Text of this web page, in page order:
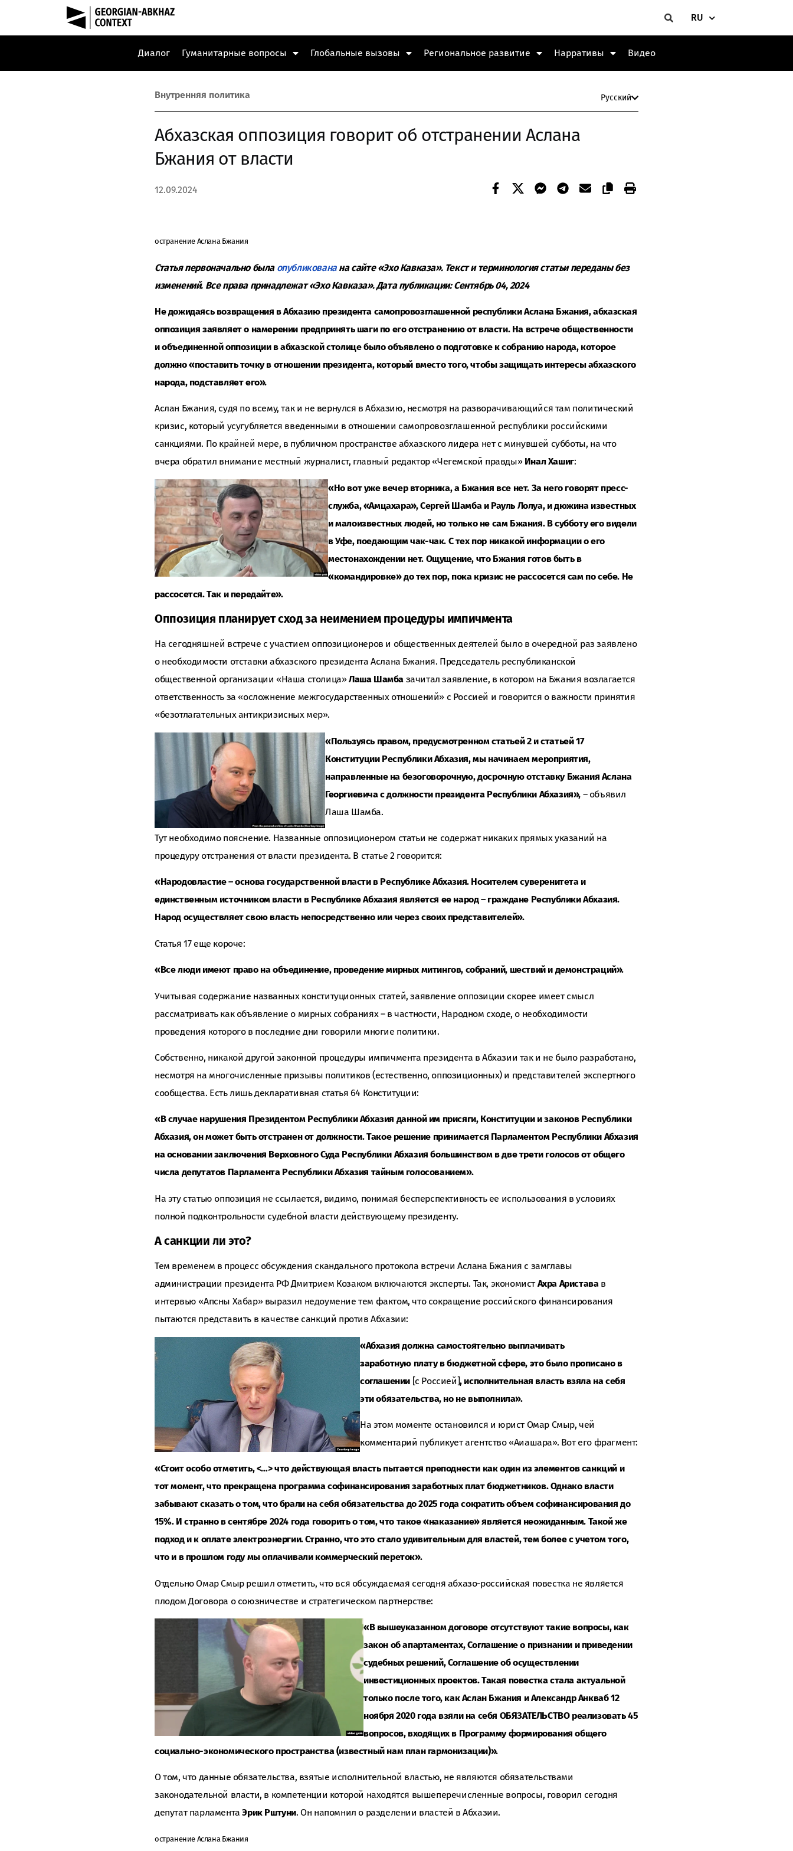
RU
Диалог Гуманитарные вопросы Глобальные вызовы Региональное развитие Нарративы Видео
Внутренняя политика Русский
Абхазская оппозиция говорит об отстранении Аслана
Бжания от власти
12.09.2024
остранение Аслана Бжания
Статья первоначально была опубликованана сайте «Эхо Кавказа». Текст и терминология статьи переданы без
изменений. Все права принадлежат «Эхо Кавказа». Дата публикации: Сентябрь 04, 2024
Не дожидаясь возвращения в Абхазию президента самопровозглашенной республики Аслана Бжания, абхазская
оппозиция заявляет о намерении предпринять шаги по его отстранению от власти. На встрече общественности
и объединенной оппозиции в абхазской столице было объявлено о подготовке к собранию народа, которое
должно «поставить точку в отношении президента, который вместо того, чтобы защищать интересы абхазского
народа, подставляет его».
Аслан Бжания, судя по всему, так и не вернулся в Абхазию, несмотря на разворачивающийся там политический
кризис, который усугубляется введенными в отношении самопровозглашенной республики российскими
санкциями. По крайней мере, в публичном пространстве абхазского лидера нет с минувшей субботы, на что
вчера обратил внимание местный журналист, главный редактор «Чегемской правды» Инал Хашиг:
«Но вот уже вечер вторника, а Бжания все нет. За него говорят пресс-
служба, «Амцахара», Сергей Шамба и Рауль Лолуа, и дюжина известных
и малоизвестных людей, но только не сам Бжания. В субботу его видели
в Уфе, поедающим чак-чак. С тех пор никакой информации о его
местонахождении нет. Ощущение, что Бжания готов быть в
«командировке» до тех пор, пока кризис не рассосется сам по себе. Не
рассосется. Так и передайте».
Оппозиция планирует сход за неимением процедуры импичмента
На сегодняшней встрече с участием оппозиционеров и общественных деятелей было в очередной раз заявлено
о необходимости отставки абхазского президента Аслана Бжания. Председатель республиканской
общественной организации «Наша столица»Лаша Шамба зачитал заявление, в котором на Бжания возлагается
ответственность за «осложнение межгосударственных отношений» с Россией и говорится о важности принятия
«безотлагательных антикризисных мер».
«Пользуясь правом, предусмотренном статьей 2 и статьей 17
Конституции Республики Абхазия, мы начинаем мероприятия,
направленные на безоговорочную, досрочную отставку Бжания Аслана
Георгиевича с должности президента Республики Абхазия», – объявил
Лаша Шамба.
Тут необходимо пояснение. Названные оппозиционером статьи не содержат никаких прямых указаний на
процедуру отстранения от власти президента. В статье 2 говорится:
«Народовластие – основа государственной власти в Республике Абхазия. Носителем суверенитета и
единственным источником власти в Республике Абхазия является ее народ – граждане Республики Абхазия.
Народ осуществляет свою власть непосредственно или через своих представителей».
Статья 17 еще короче:
«Все люди имеют право на объединение, проведение мирных митингов, собраний, шествий и демонстраций».
Учитывая содержание названных конституционных статей, заявление оппозиции скорее имеет смысл
рассматривать как объявление о мирных собраниях – в частности, Народном сходе, о необходимости
проведения которого в последние дни говорили многие политики.
Собственно, никакой другой законной процедуры импичмента президента в Абхазии так и не было разработано,
несмотря на многочисленные призывы политиков (естественно, оппозиционных) и представителей экспертного
сообщества. Есть лишь декларативная статья 64 Конституции:
«В случае нарушения Президентом Республики Абхазия данной им присяги, Конституции и законов Республики
Абхазия, он может быть отстранен от должности. Такое решение принимается Парламентом Республики Абхазия
на основании заключения Верховного Суда Республики Абхазия большинством в две трети голосов от общего
числа депутатов Парламента Республики Абхазия тайным голосованием».
На эту статью оппозиция не ссылается, видимо, понимая бесперспективность ее использования в условиях
полной подконтрольности судебной власти действующему президенту.
А санкции ли это?
Тем временем в процесс обсуждения скандального протокола встречи Аслана Бжания с замглавы
администрации президента РФ Дмитрием Козаком включаются эксперты. Так, экономистАхра Ариставав
интервью «Апсны Хабар» выразил недоумение тем фактом, что сокращение российского финансирования
пытаются представить в качестве санкций против Абхазии:
«Абхазия должна самостоятельно выплачивать
заработную плату в бюджетной сфере, это было прописано в
соглашении [с Россией], исполнительная власть взяла на себя
эти обязательства, но не выполнила».
На этом моменте остановился и юрист Омар Смыр, чей
комментарий публикует агентство «Аиашара». Вот его фрагмент:
«Стоит особо отметить, <…> что действующая власть пытается преподнести как один из элементов санкций и
тот момент, что прекращена программа софинансирования заработных плат бюджетников. Однако власти
забывают сказать о том, что брали на себя обязательства до 2025 года сократить объем софинансирования до
15%. И странно в сентябре 2024 года говорить о том, что такое «наказание» является неожиданным. Такой же
подход и к оплате электроэнергии. Странно, что это стало удивительным для властей, тем более с учетом того,
что и в прошлом году мы оплачивали коммерческий переток».
Отдельно Омар Смыр решил отметить, что вся обсуждаемая сегодня абхазо-российская повестка не является
плодом Договора о союзничестве и стратегическом партнерстве:
«В вышеуказанном договоре отсутствуют такие вопросы, как
закон об апартаментах, Соглашение о признании и приведении
судебных решений, Соглашение об осуществлении
инвестиционных проектов. Такая повестка стала актуальной
только после того, как Аслан Бжания и Александр Анкваб 12
ноября 2020 года взяли на себя ОБЯЗАТЕЛЬСТВО реализовать 45
вопросов, входящих в Программу формирования общего
социально-экономического пространства (известный нам план гармонизации)».
О том, что данные обязательства, взятые исполнительной властью, не являются обязательствами
законодательной власти, в компетенции которой находятся вышеперечисленные вопросы, говорил сегодня
депутат парламентаЭрик Рштуни. Он напомнил о разделении властей в Абхазии.
остранение Аслана Бжания